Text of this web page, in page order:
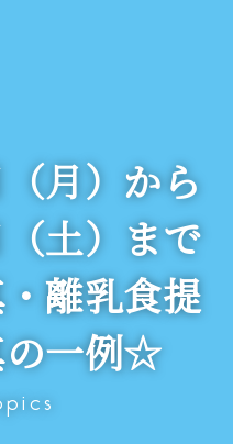
月）から
土）まで
離乳食提
の一例☆